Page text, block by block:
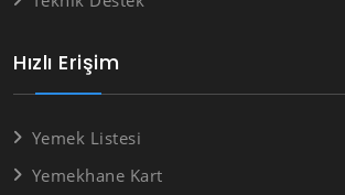
Hızlı Erişim
Yemek Listesi
Yemekhane Kart